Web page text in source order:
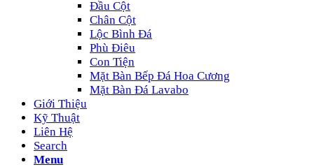
Đầu Cột
Chân Cột
Lộc Bình Đá
Phù Điêu
Con Tiện
Mặt Bàn Bếp Đá Hoa Cương
Mặt Bàn Đá Lavabo
Giới Thiệu
Kỹ Thuật
Liên Hệ
Search
Menu